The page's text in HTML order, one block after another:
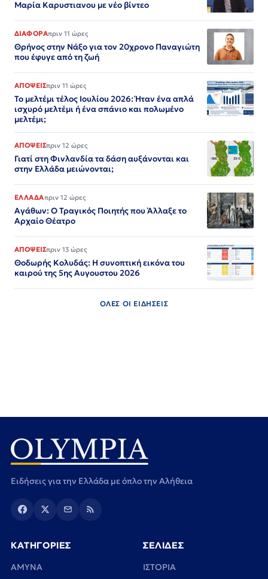
Μαρία Καρυστιανου με νέο βίντεο
ΔΙΑΦΟΡΑπριν 11 ώρες
Θρήνος στην Νάξο για τον 20χρονο Παναγιώτη
που έφυγε από τη ζωή
ΑΠΟΨΕΙΣπριν 11 ώρες
Το μελτέμι τέλος Ιουλίου 2026: Ήταν ένα απλά
ισχυρό μελτέμι ή ένα σπάνιο και πολωμένο
μελτέμι;
ΑΠΟΨΕΙΣπριν 12 ώρες
Γιατί στη Φινλανδία τα δάση αυξάνονται και
στην Ελλάδα μειώνονται;
ΕΛΛΑΔΑπριν 12 ώρες
Αγάθων: Ο Τραγικός Ποιητής που Άλλαξε το
Αρχαίο Θέατρο
ΑΠΟΨΕΙΣπριν 13 ώρες
Θοδωρής Κολυδάς: Η συνοπτική εικόνα του
καιρού της 5ης Αυγουστου 2026
ΟΛΕΣ ΟΙ ΕΙΔΗΣΕΙΣ
Ειδήσεις για την Ελλάδα με όπλο την Αλήθεια
ΚΑΤΗΓΟΡΙΕΣ
ΑΜΥΝΑ
ΣΕΛΙΔΕΣ
ΙΣΤΟΡΙΑ